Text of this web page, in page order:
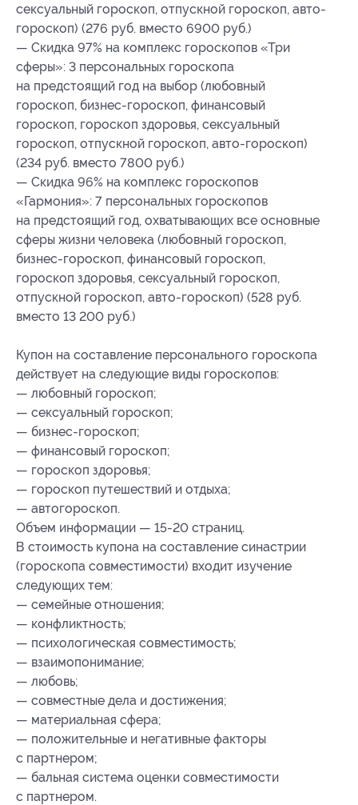
сексуальный гороскоп, отпускной гороскоп, авто-
гороскоп) (276 руб. вместо 6900 руб.)
— Скидка 97% на комплекс гороскопов «Три
сферы»: 3 персональных гороскопа
на предстоящий год на выбор (любовный
гороскоп, бизнес-гороскоп, финансовый
гороскоп, гороскоп здоровья, сексуальный
гороскоп, отпускной гороскоп, авто-гороскоп)
(234 руб. вместо 7800 руб.)
— Скидка 96% на комплекс гороскопов
«Гармония»: 7 персональных гороскопов
на предстоящий год, охватывающих все основные
сферы жизни человека (любовный гороскоп,
бизнес-гороскоп, финансовый гороскоп,
гороскоп здоровья, сексуальный гороскоп,
отпускной гороскоп, авто-гороскоп) (528 руб.
вместо 13 200 руб.)
Купон на составление персонального гороскопа
действует на следующие виды гороскопов:
— любовный гороскоп;
— сексуальный гороскоп;
— бизнес-гороскоп;
— финансовый гороскоп;
— гороскоп здоровья;
— гороскоп путешествий и отдыха;
— автогороскоп.
Объем информации — 15-20 страниц.
В стоимость купона на составление синастрии
(гороскопа совместимости) входит изучение
следующих тем:
— семейные отношения;
— конфликтность;
— психологическая совместимость;
— взаимопонимание;
— любовь;
— совместные дела и достижения;
— материальная сфера;
— положительные и негативные факторы
с партнером;
— бальная система оценки совместимости
с партнером.